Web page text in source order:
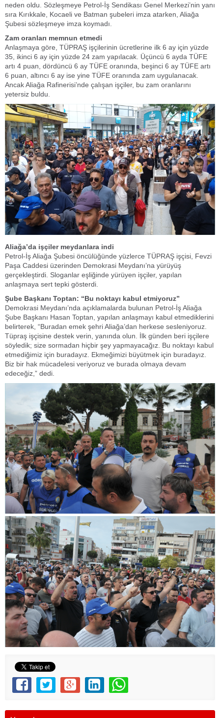
neden oldu. Sözleşmeye Petrol-İş Sendikası Genel Merkezi’nin yanı
sıra Kırıkkale, Kocaeli ve Batman şubeleri imza atarken, Aliağa
Şubesi sözleşmeye imza koymadı.
Zam oranları memnun etmedi
Anlaşmaya göre, TÜPRAŞ işçilerinin ücretlerine ilk 6 ay için yüzde
35, ikinci 6 ay için yüzde 24 zam yapılacak. Üçüncü 6 ayda TÜFE
artı 4 puan, dördüncü 6 ay TÜFE oranında, beşinci 6 ay TÜFE artı
6 puan, altıncı 6 ay ise yine TÜFE oranında zam uygulanacak.
Ancak Aliağa Rafinerisi’nde çalışan işçiler, bu zam oranlarını
yetersiz buldu.
Aliağa’da işçiler meydanlara indi
Petrol-İş Aliağa Şubesi öncülüğünde yüzlerce TÜPRAŞ işçisi, Fevzi
Paşa Caddesi üzerinden Demokrasi Meydanı’na yürüyüş
gerçekleştirdi. Sloganlar eşliğinde yürüyen işçiler, yapılan
anlaşmaya sert tepki gösterdi.
Şube Başkanı Toptan: “Bu noktayı kabul etmiyoruz”
Demokrasi Meydanı’nda açıklamalarda bulunan Petrol-İş Aliağa
Şube Başkanı Hasan Toptan, yapılan anlaşmayı kabul etmediklerini
belirterek, “Buradan emek şehri Aliağa’dan herkese sesleniyoruz.
Tüpraş işçisine destek verin, yanında olun. İlk günden beri işçilere
söyledik; size sormadan hiçbir şey yapmayacağız. Bu noktayı kabul
etmediğimiz için buradayız. Ekmeğimizi büyütmek için buradayız.
Biz bir hak mücadelesi veriyoruz ve burada olmaya devam
edeceğiz,” dedi.